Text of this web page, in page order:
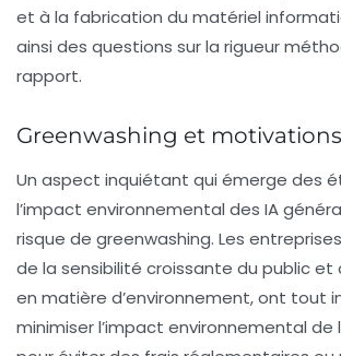
et à la fabrication du matériel
ainsi des questions sur la rigueur
rapport.
Greenwashing et
Un aspect inquiétant qui émerge des
l’impact environnemental des IA
risque de greenwashing. Les
de la sensibilité croissante du public et
en matière d’environnement, ont tout
minimiser l’impact environnemental de